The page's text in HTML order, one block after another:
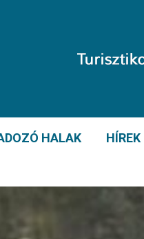
HALAK HÍREK